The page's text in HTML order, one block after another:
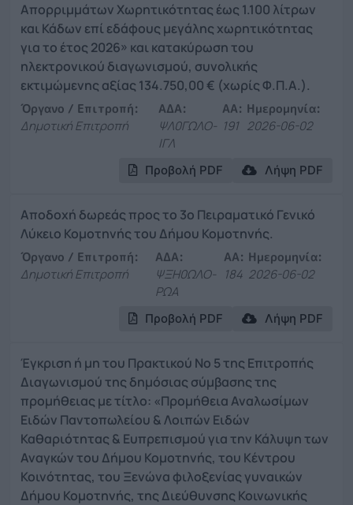
Απορριμμάτων Χωρητικότητας έως 1.100 λίτρων
και Κάδων επί εδάφους μεγάλης χωρητικότητας
για το έτος 2026» και κατακύρωση του
ηλεκτρονικού διαγωνισμού, συνολικής
εκτιμώμενης αξίας 134.750,00 € (χωρίς Φ.Π.Α.).
Όργανο / Επιτροπή:
Δημοτική Επιτροπή
ΑΔΑ:
ΨΛ0ΓΩΛΟ-
ΙΓΛ
ΑΑ:
191
Ημερομηνία:
2026-06-02
Προβολή PDF Λήψη PDF
Αποδοχή δωρεάς προς το 3ο Πειραματικό Γενικό
Λύκειο Κομοτηνής του Δήμου Κομοτηνής.
Όργανο / Επιτροπή:
Δημοτική Επιτροπή
ΑΔΑ:
ΨΞΗ0ΩΛΟ-
ΡΩΑ
ΑΑ:
184
Ημερομηνία:
2026-06-02
Προβολή PDF Λήψη PDF
Έγκριση ή μη του Πρακτικού Νο 5 της Επιτροπής
Διαγωνισμού της δημόσιας σύμβασης της
προμήθειας με τίτλο: «Προμήθεια Αναλωσίμων
Ειδών Παντοπωλείου & Λοιπών Ειδών
Καθαριότητας & Ευπρεπισμού για την Κάλυψη των
Αναγκών του Δήμου Κομοτηνής, του Κέντρου
Κοινότητας, του Ξενώνα φιλοξενίας γυναικών
Δήμου Κομοτηνής, της Διεύθυνσης Κοινωνικής